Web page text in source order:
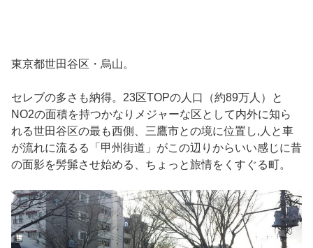
東京都世田谷区・烏山。
セレブの多さも納得。23区TOPの人口（約89万人）と
NO2の面積を持つかなりメジャーな区として内外に知ら
れる世田谷区の最も西側、三鷹市との境に位置し,人と車
が流れに流るる「甲州街道」がこの辺りからいい感じに昔
の面影を髣髴させ始める、ちょっと旅情をくすぐる町。